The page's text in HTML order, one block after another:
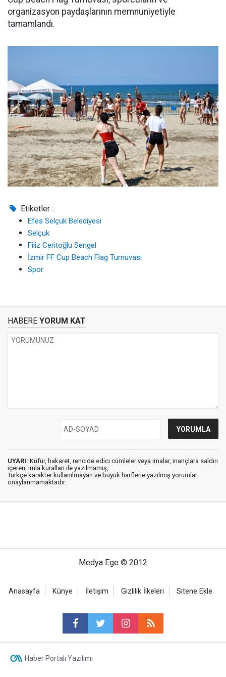
organizasyon paydaşlarının memnuniyetiyle
tamamlandı.
Etiketler :
Efes Selçuk Belediyesi
Selçuk
Filiz Ceritoğlu Sengel
İzmir FF Cup Beach Flag Turnuvası
Spor
HABERE YORUM KAT
UYARI: Küfür, hakaret, rencide edici cümleler veya imalar, inançlara saldırı
içeren, imla kuralları ile yazılmamış,
Türkçe karakter kullanılmayan ve büyük harflerle yazılmış yorumlar
onaylanmamaktadır.
Medya Ege © 2012
Anasayfa Künye İletişim Gizlilik İlkeleri Sitene Ekle
Haber Portalı Yazılımı